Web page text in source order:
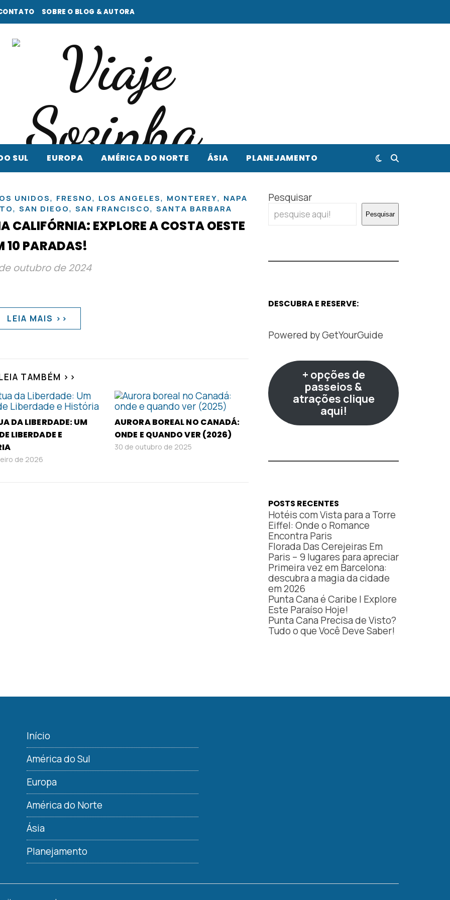
SOBRE O BLOG & AUTORA
SUL EUROPA AMÉRICA DO NORTE ÁSIA PLANEJAMENTO
UNIDOS, FRESNO, LOS ANGELES, MONTEREY, NAPA
, SAN DIEGO, SAN FRANCISCO, SANTA BARBARA
CALIFÓRNIA: EXPLORE A COSTA OESTE
10 PARADAS!
outubro de 2024
LEIA MAIS >>
TAMBÉM >>
DA LIBERDADE: UM
LIBERDADE E
de 2026
AURORA BOREAL NO CANADÁ:
ONDE E QUANDO VER (2026)
30 de outubro de 2025
Pesquisar
Pesquisar
DESCUBRA E RESERVE:
Powered byGetYourGuide
+ opções de
passeios &
atrações clique
aqui!
POSTS RECENTES
Hotéis com Vista para a Torre
Eiffel: Onde o Romance
Encontra Paris
Florada Das Cerejeiras Em
Paris – 9 lugares para apreciar
Primeira vez em Barcelona:
descubra a magia da cidade
em 2026
Punta Cana é Caribe | Explore
Este Paraíso Hoje!
Punta Cana Precisa de Visto?
Tudo o que Você Deve Saber!
Início
América do Sul
Europa
América do Norte
Ásia
Planejamento